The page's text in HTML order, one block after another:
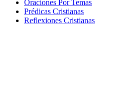
Oraciones Por Temas
Prédicas Cristianas
Reflexiones Cristianas